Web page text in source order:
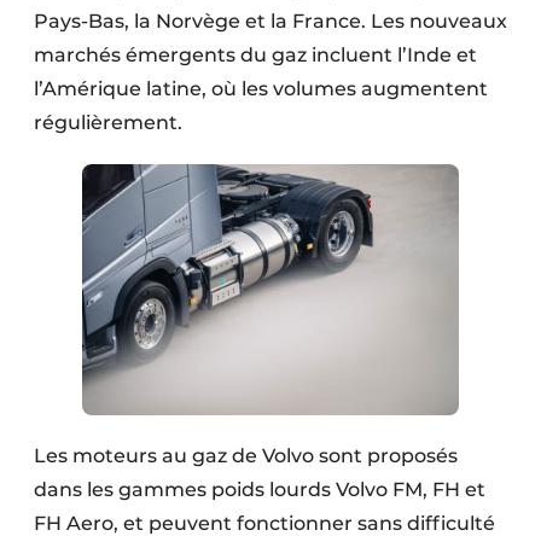
Rénovation
Sécurité incendie
Software
Techniques ferroviaires
Travaux ferroviaires
Pays-Bas, la Norvège et la France. Les nouveaux
marchés émergents du gaz incluent l’Inde et
l’Amérique latine, où les volumes augmentent
régulièrement.
Les moteurs au gaz de Volvo sont proposés
dans les gammes poids lourds Volvo FM, FH et
FH Aero, et peuvent fonctionner sans difficulté